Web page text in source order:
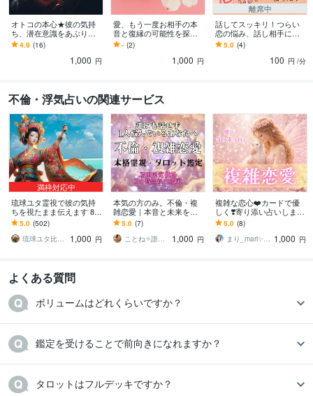
オトコの本心★彼の気持
ち、潜在意識をあぶり出
します 男性心理は解らな
くて当たり前！男性占い
師だけがわかる男の真実
4.9 (16)
1,000 円
愛、もう一度お相手の本
音と復縁の可能性を探り
ます 音信不通♦LINEブロ
ック♦連絡取りたいけど勇
- (2)
1,000 円
離席中
話してスッキリ！つらい
恋の悩み、話し相手にな
ります 不満・愚痴・雑
談・弱音・否定しませ
ん お試しで1分からO
5.0 (4)
100 円 /分
不倫・浮気占いの関連サービス
満枠対応中
琉球ユタ霊視で彼の気持
ちを視たまま伝えます 8/3
1まで3,000円→1,000円で
真の幸せへ導く
5.0 (502)
琉球ユタ比嘉にらい
1,000 円
本気の方のみ。不倫・複
雑恋愛｜本音と未来を占
います 不倫、W不倫、誰
にも言えない恋に悩んで
いる、本気の方限定。
5.0 (7)
ことね✧誰にも言えない悩み｜霊視タロット
1,000 円
複雑な恋心❤️カードで優
しく❣️寄り添い占いします
誰にも言えない秘密の思
いで揺れる心を整理し少
しでも前向きに✨
5.0 (8)
まり_mari✨️憩い時間♡心に光を灯す 1,000 円
よくある質問
ボリュームはどれくらいですか？
鑑定を受けることで前向きになれますか？
タロットはフルデッキですか？